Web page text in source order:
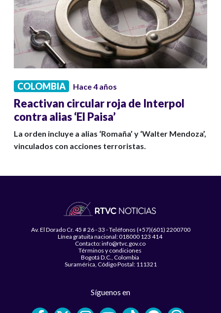
COLOMBIA Hace 4 años
Reactivan circular roja de Interpol
contra alias ‘El Paisa’
La orden incluye a alias ‘Romaña’ y ‘Walter Mendoza’,
vinculados con acciones terroristas.
Av. El Dorado Cr. 45 # 26 - 33 - Teléfonos (+57)(601) 2200700
Línea gratuita nacional: 018000 123 414
Contacto: info@rtvc.gov.co
Términos y condiciones
Bogotá D.C., Colombia
Suramérica, Código Postal: 111321
Síguenos en